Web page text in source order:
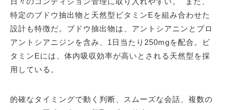
特定のブドウ抽出物と天然型ビタミンEを組み合わせた
設計も特徴だ。ブドウ抽出物は、アントシアニンとプロ
アントシアニジンを含み、1日当たり250mgを配合。ビ
タミンEには、体内吸収効率が高いとされる天然型を採
用している。
的確なタイミングで動く判断、スムーズな会話、複数の